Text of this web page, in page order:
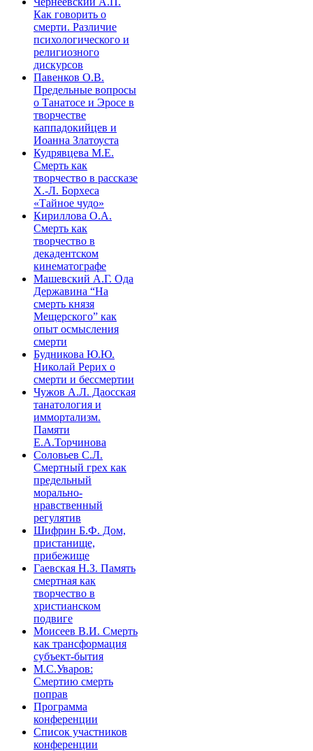
Как говорить о
смерти. Различие
психологического и
религиозного
дискурсов
Павенков О.В.
Предельные вопросы
о Танатосе и Эросе в
творчестве
каппадокийцев и
Иоанна Златоуста
Кудрявцева М.Е.
Смерть как
творчество в рассказе
Х.-Л. Борхеса
«Тайное чудо»
Кириллова О.А.
Смерть как
творчество в
декадентском
кинематографе
Машевский А.Г. Ода
Державина “На
смерть князя
Мещерского” как
опыт осмысления
смерти
Будникова Ю.Ю.
Николай Рерих о
смерти и бессмертии
Чужов А.Л. Даосская
танатология и
иммортализм.
Памяти
Е.А.Торчинова
Соловьев С.Л.
Смертный грех как
предельный
морально-
нравственный
регулятив
Шифрин Б.Ф. Дом,
пристанище,
прибежище
Гаевская Н.З. Память
смертная как
творчество в
христианском
подвиге
Моисеев В.И. Смерть
как трансформация
субъект-бытия
М.С.Уваров:
Смертию смерть
поправ
Программа
конференции
Список участников
конференции